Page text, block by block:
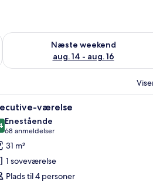
aug. 7 - aug. 9
Næste weekend
aug. 14 - aug. 16
Tjek tilgængelighed for næste
minibar, pengeskab på værelset,
Et
9 værelse
ud af 10
Enestående
68 anmeldelser
(68
anmeldelser)
31 m²
1 soveværelse
Plads til 4 personer